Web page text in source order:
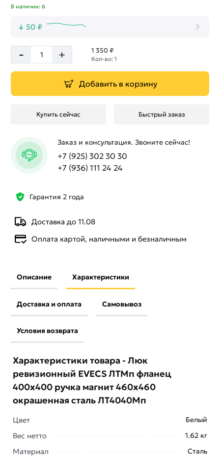
Гарантия 2 года
Доставка до 11.08
Оплата картой, наличными и безналичным
В наличии: 6
50 ₽
- + 1 350 ₽
Кол-во: 1
Добавить в корзину
Купить сейчас Быстрый заказ
Заказ и консультация. Звоните сейчас!
+7 (925) 302 30 30
+7 (936) 111 24 24
Описание Характеристики
Доставка и оплата Самовывоз
Условия возврата
Характеристики товара - Люк
ревизионный EVECS ЛТМп фланец
400x400 ручка магнит 460x460
окрашенная сталь ЛТ4040Мп
Цвет Белый
Вес нетто 1.62 кг
Материал Сталь